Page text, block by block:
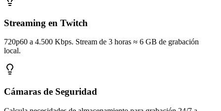
Streaming en Twitch
720p60 a 4.500 Kbps. Stream de 3 horas ≈ 6 GB de grabación
local.
Cámaras de Seguridad